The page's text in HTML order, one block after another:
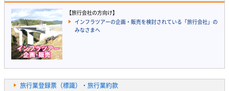
【旅行会社の方向け】
インフラツアーの企画・販売を検討されている「旅行会社」の
みなさまへ
旅行業登録票（標識）・旅行業約款